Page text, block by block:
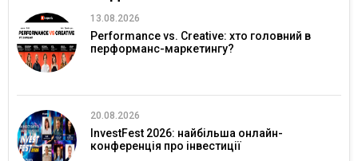
13.08.2026
Performance vs. Creative: хто головний в
перформанс-маркетингу?
20.08.2026
InvestFest 2026: найбільша онлайн-
конференція про інвестиції